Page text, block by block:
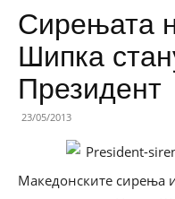
Сирењата
Шипка
Президент
23/05/2013
Македонските сирења